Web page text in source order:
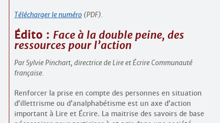
Télécharger le numéro (PDF).
Édito : Face à la double peine, des
ressources pour l’action
Par Sylvie Pinchart, directrice de Lire et Écrire Communauté
française.
Renforcer la prise en compte des personnes en situation
d’illettrisme ou d’analphabétisme est un axe d’action
important à Lire et Écrire. La maitrise des savoirs de base